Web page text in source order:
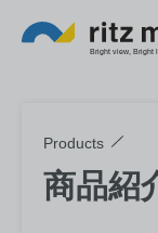
Products
商品紹